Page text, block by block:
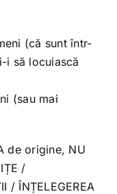
(că sunt într-
i să locuiască
(sau mai
de origine, NU
/
/ ÎNȚELEGEREA